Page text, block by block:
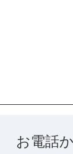
お電話